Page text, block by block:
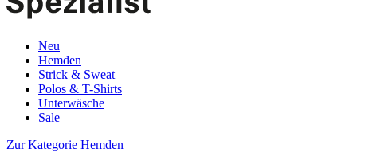
Neu
Hemden
Strick & Sweat
Polos & T-Shirts
Unterwäsche
Sale
Zur Kategorie Hemden